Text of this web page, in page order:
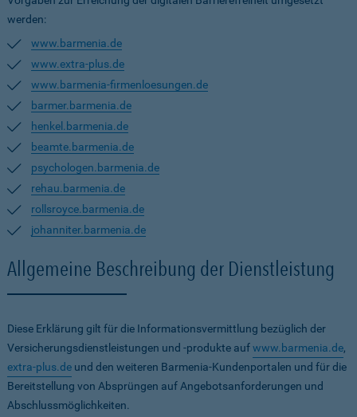
werden:
www.barmenia.de
www.extra-plus.de
www.barmenia-firmenloesungen.de
barmer.barmenia.de
henkel.barmenia.de
beamte.barmenia.de
psychologen.barmenia.de
rehau.barmenia.de
rollsroyce.barmenia.de
johanniter.barmenia.de
Allgemeine Beschreibung der Dienstleistung
Diese Erklärung gilt für die Informationsvermittlung bezüglich der
Versicherungsdienstleistungen und -produkte aufwww.barmenia.de,
extra-plus.de und den weiteren Barmenia-Kundenportalen und für die
Bereitstellung von Absprüngen auf Angebotsanforderungen und
Abschlussmöglichkeiten.